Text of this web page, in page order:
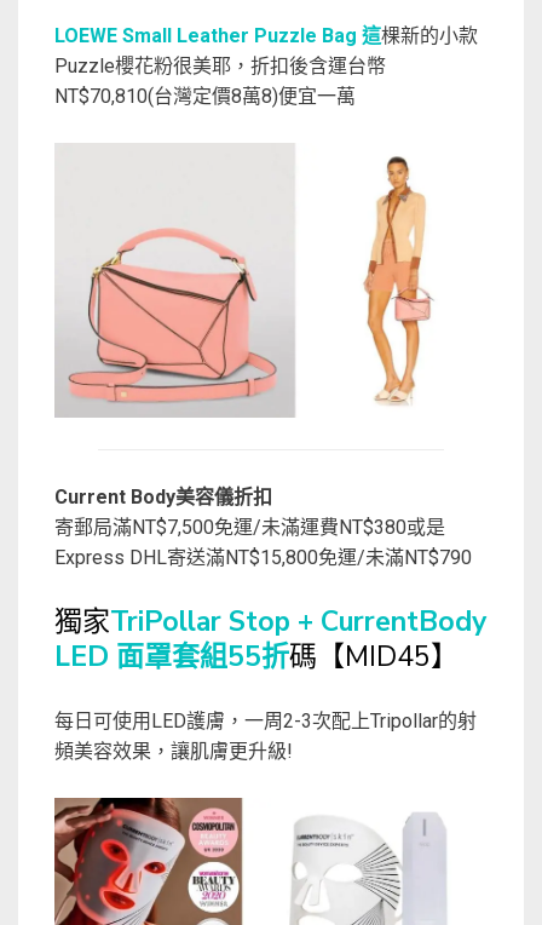
LOEWE Small Leather Puzzle Bag 這棵新的小款
Puzzle櫻花粉很美耶，折扣後含運台幣
NT$70,810(台灣定價8萬8)便宜一萬
Current Body美容儀折扣
寄郵局滿NT$7,500免運/未滿運費NT$380或是
Express DHL寄送滿NT$15,800免運/未滿NT$790
獨家TriPollar Stop + CurrentBody
LED 面罩套組55折碼【MID45】
每日可使用LED護膚，一周2-3次配上Tripollar的射
頻美容效果，讓肌膚更升級!